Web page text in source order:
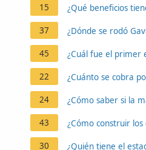
15 ¿Qué beneficios
37 ¿Dónde se rodó
45 ¿Cuál fue el primer
22 ¿Cuánto se cobra
24 ¿Cómo saber si la
43 ¿Cómo construir
30
¿Quién tiene el